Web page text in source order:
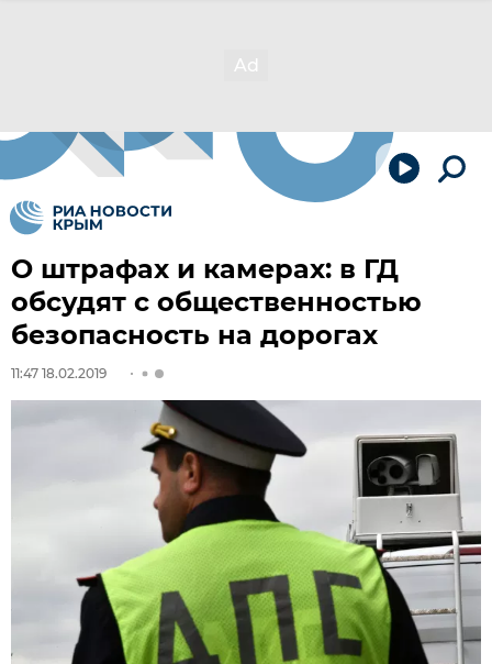
О штрафах и камерах: в ГД
обсудят с общественностью
безопасность на дорогах
11:47 18.02.2019